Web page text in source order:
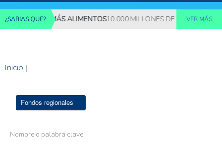
¿SABIAS QUE?MÁS ALIMENTOS10.000 MILLONES DE PERSONASVER MÁS
Inicio |
Fondos regionales
Nombre o palabra clave